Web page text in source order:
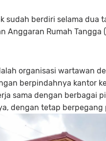
sudah berdiri selama dua
Anggaran Rumah Tangga
organisasi wartawan
berpindahnya kantor
sama dengan berbagai
dengan tetap berpegang